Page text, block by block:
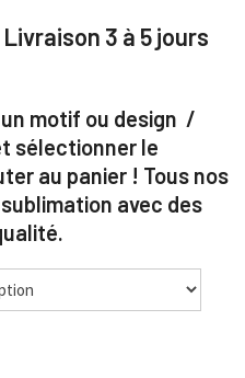
3 à 5 jours
un motif ou design /
sélectionner le
au panier ! Tous nos
avec des